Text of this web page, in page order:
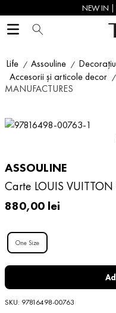
NEW IN
Life Assouline
Accesorii și articole decor
MANUFACTURES
ASSOULINE
Carte LOUIS
880,00 lei
One Size
SKU: 97816498-00763